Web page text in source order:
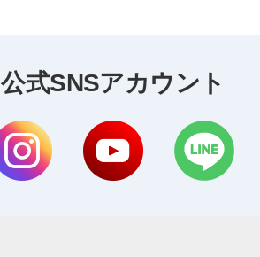
公式SNSアカウント